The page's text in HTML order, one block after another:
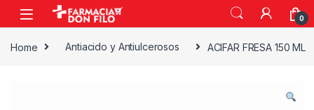
0
Home Antiacido y Antiulcerosos ACIFAR FRESA 150 ML